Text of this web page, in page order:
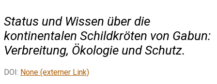
Status und Wissen über die
kontinentalen Schildkröten von Gabun:
Verbreitung, Ökologie und Schutz.
DOI: None (externer Link)